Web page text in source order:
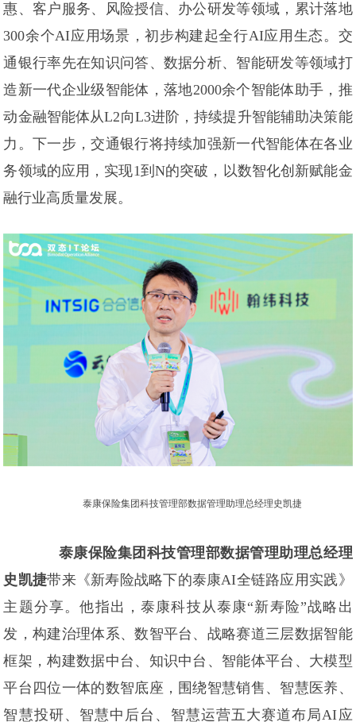
惠、客户服务、风险授信、办公研发等领域，累计落地
300余个AI应用场景，初步构建起全行AI应用生态。交
通银行率先在知识问答、数据分析、智能研发等领域打
造新一代企业级智能体，落地2000余个智能体助手，推
动金融智能体从L2向L3进阶，持续提升智能辅助决策能
力。下一步，交通银行将持续加强新一代智能体在各业
务领域的应用，实现1到N的突破，以数智化创新赋能金
融行业高质量发展。
泰康保险集团科技管理部数据管理助理总经理史凯捷
泰康保险集团科技管理部数据管理助理总经理
史凯捷带来《新寿险战略下的泰康AI全链路应用实践》
主题分享。他指出，泰康科技从泰康“新寿险”战略出
发，构建治理体系、数智平台、战略赛道三层数据智能
框架，构建数据中台、知识中台、智能体平台、大模型
平台四位一体的数智底座，围绕智慧销售、智慧医养、
智慧投研、智慧中后台、智慧运营五大赛道布局AI应